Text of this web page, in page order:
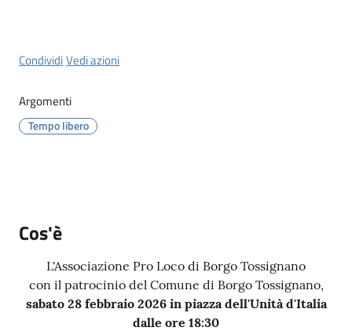
Tossignano
line
Prenotazioni
Tutti
CondividiVedi azioni
Argomenti
Tempo libero
Cos'è
L'Associazione Pro Loco di Borgo Tossignano
con il patrocinio del Comune di Borgo Tossignano,
sabato 28 febbraio 2026 in piazza dell'Unità d'Italia
dalle ore 18:30